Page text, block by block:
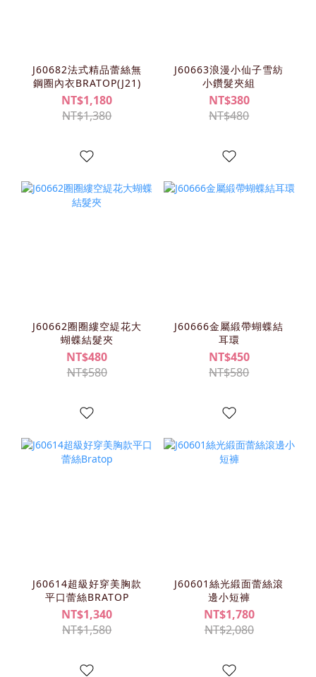
J60682法式精品蕾絲無
鋼圈內衣BRATOP(J21)
NT$1,180
NT$1,380
J60663浪漫小仙子雪紡
小鑽髮夾組
NT$380
NT$480
J60662圈圈縷空緹花大
蝴蝶結髮夾
NT$480
NT$580
J60666金屬緞帶蝴蝶結
耳環
NT$450
NT$580
J60614超級好穿美胸款
平口蕾絲BRATOP
NT$1,340
NT$1,580
J60601絲光緞面蕾絲滾
邊小短褲
NT$1,780
NT$2,080